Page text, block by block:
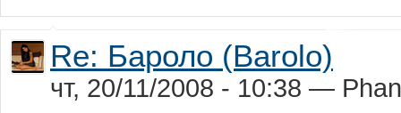
Re: Бароло (Barolo)
чт, 20/11/2008 - 10:38 —